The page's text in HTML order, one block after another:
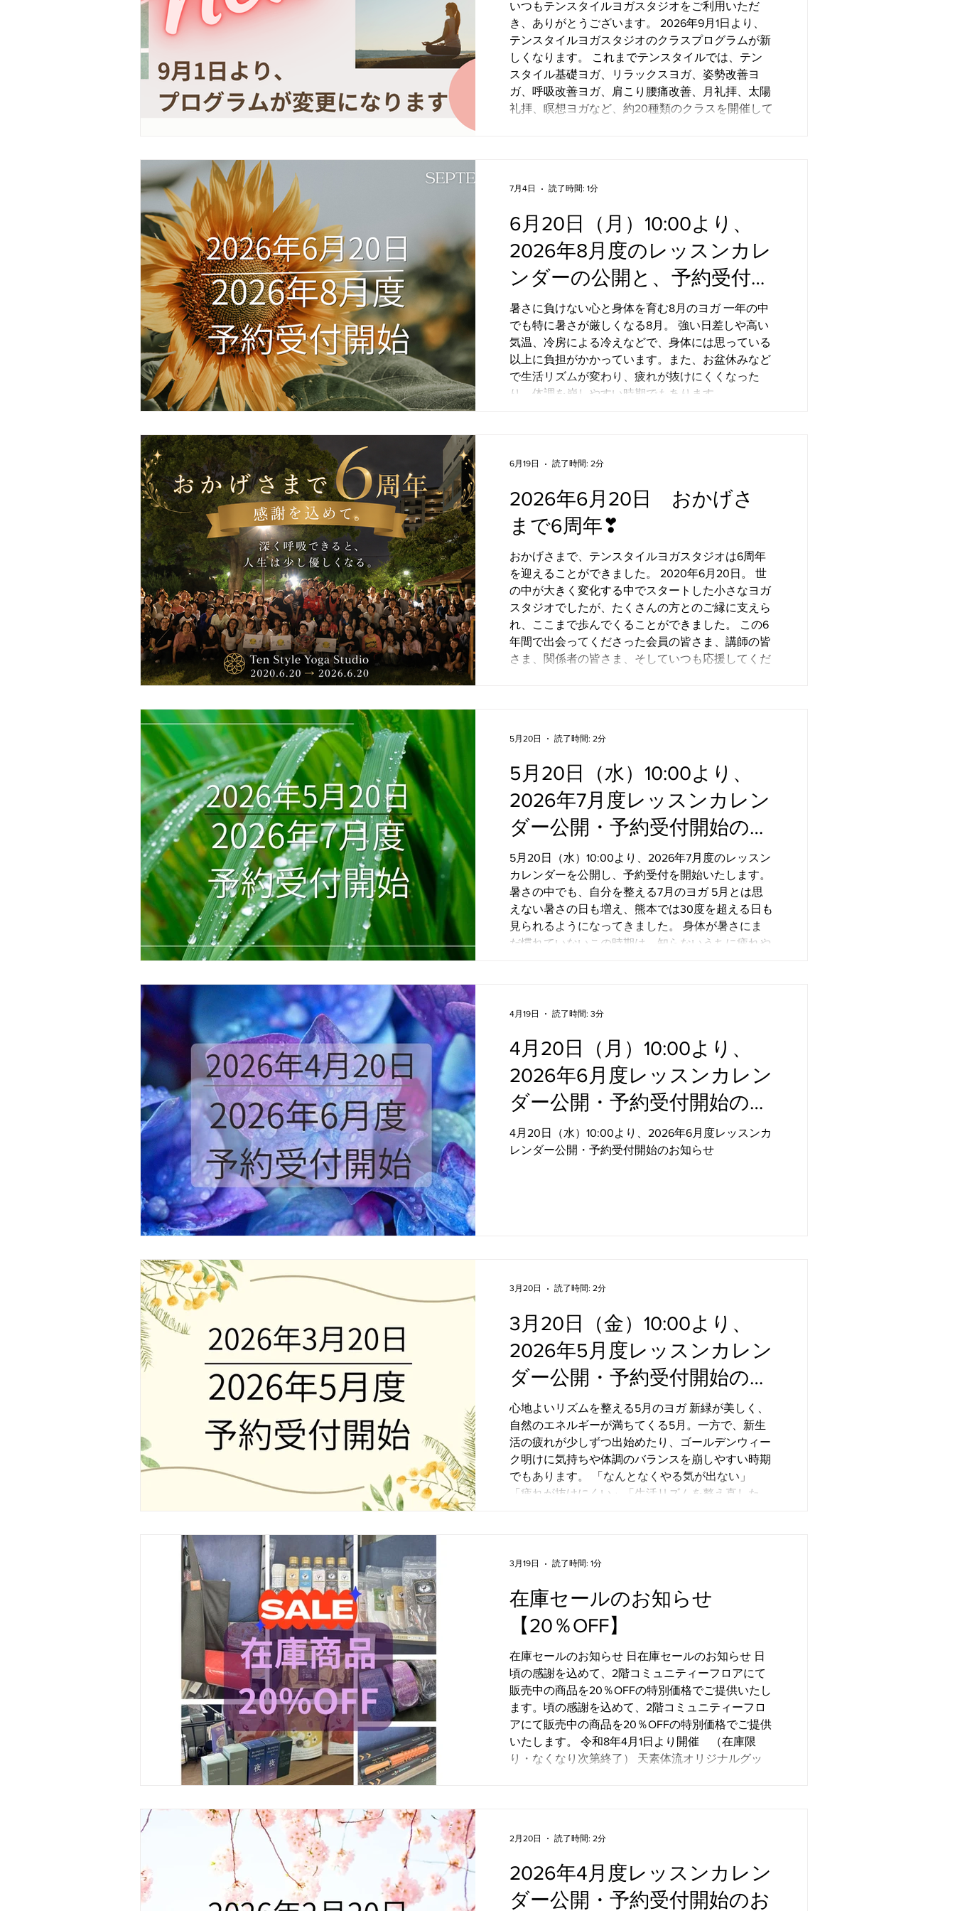
いつもテンスタイルヨガスタジオをご利用いただ
き、ありがとうございます。 2026年9月1日より、
テンスタイルヨガスタジオのクラスプログラムが新
しくなります。 これまでテンスタイルでは、テン
スタイル基礎ヨガ、リラックスヨガ、姿勢改善ヨ
ガ、呼吸改善ヨガ、肩こり腰痛改善、月礼拝、太陽
礼拝、瞑想ヨガなど、約20種類のクラスを開催して
じられる方もいらっしゃったかもしれません。 そ
た内容を整理し、天素体流の考え方に基づく、分か
りやすい5つのヨガクラスへと再編いたします。 天
素体流(テンスタイル)・5つのヨガクラス 新しいプ
ログラムは、自然界や私たちの身体を構成すると考
しています。 五大元素とは、 地・水・火・風・
空 の5つの要素です。 私たちの心と身体の状態
も、毎日同じではありません。
6月20日（月）10:00より、
2026年8月度のレッスンカレ
ンダーの公開と、予約受付開
始のお知らせ
暑さに負けない心と身体を育む8月のヨガ 一年の中
でも特に暑さが厳しくなる8月。 強い日差しや高い
気温、冷房による冷えなどで、身体には思っている
以上に負担がかかっています。また、お盆休みなど
で生活リズムが変わり、疲れが抜けにくくなった
り、体調を崩しやすい時期でもあります。
7月4日 読了時間: 1分
2026年6月20日 おかげさ
まで6周年❣
おかげさまで、テンスタイルヨガスタジオは6周年
を迎えることができました。 2020年6月20日。 世
の中が大きく変化する中でスタートした小さなヨガ
スタジオでしたが、たくさんの方とのご縁に支えら
れ、ここまで歩んでくることができました。 この6
年間で出会ってくださった会員の皆さま、講師の皆
さま、関係者の皆さま、そしていつも応援してくだ
切にしながら、一人ひとりの人生に寄り添うヨガを
お伝えしてまいりました。 私たちが目指している
のは、ヨガを通して心・知・体を調和させ、本来の
自分へ還ること。 そして、 自分を大切にできる人
が増え、人を大切にできる人が増え、世界が少し優
しくなること。 そんな願いを胸に、これからも歩
心と体の健康に寄り添える場所であり続けられるよ
う努めてまいります。 今後ともテンスタイルヨガ
スタジオをどうぞよろしくお
6月19日 読了時間: 2分
5月20日（水）10:00より、
2026年7月度レッスンカレン
ダー公開・予約受付開始のお
知らせ
5月20日（水）10:00より、2026年7月度のレッスン
カレンダーを公開し、予約受付を開始いたします。
暑さの中でも、自分を整える7月のヨガ 5月とは思
えない暑さの日も増え、熊本では30度を超える日も
見られるようになってきました。 身体が暑さにま
だ慣れていないこの時期は、知らないうちに疲れや
抱えやすい季節です。 テンスタイルヨガの7月は、
感を育てることを大切にしています。 呼吸を深め
ながら全身を心地よく動かし、滞りやすい巡りを促
しながら、余分な緊張をゆるめていきます。 ま
た、胸まわりを広げる動きや呼吸法を取り入れるこ
とで、浅くなりやすい呼吸を整え、夏の疲れを溜め
込みにくい身体づくりにもつなげていきます。 7月
は「頑張りすぎない」季節 夏は活動的になる一方
5月20日 読了時間: 2分
4月20日（月）10:00より、
2026年6月度レッスンカレン
ダー公開・予約受付開始のお
知らせ
4月20日（水）10:00より、2026年6月度レッスンカ
レンダー公開・予約受付開始のお知らせ
4月19日 読了時間: 3分
3月20日（金）10:00より、
2026年5月度レッスンカレン
ダー公開・予約受付開始のお
知らせ
心地よいリズムを整える5月のヨガ 新緑が美しく、
自然のエネルギーが満ちてくる5月。一方で、新生
活の疲れが少しずつ出始めたり、ゴールデンウィー
ク明けに気持ちや体調のバランスを崩しやすい時期
でもあります。 「なんとなくやる気が出ない」
「疲れが抜けにくい」「生活リズムを整え直した
呼吸を深めながら身体をゆるやかに動かし、全身の
ていきます。 自然の流れと調和することで、無理
のない自分らしいペースを取り戻していきましょ
う。 5月は「整え直す」季節 新しい環境に少し慣れ
積み重なりやすい時期でもあります。 だからこ
そ、 一度立ち止まること呼吸を感じること身体の
声に耳を傾けること を大切にしてみてください。
整えることで、また自然と前に進む力が戻ってきま
す。 5月もぜひ、ご自身を整える時間としてヨガを
取り入れ
3月20日 読了時間: 2分
在庫セールのお知らせ
【20％OFF】
在庫セールのお知らせ 日在庫セールのお知らせ 日
頃の感謝を込めて、2階コミュニティーフロアにて
販売中の商品を20％OFFの特別価格でご提供いたし
ます。頃の感謝を込めて、2階コミュニティーフロ
アにて販売中の商品を20％OFFの特別価格でご提供
いたします。 令和8年4月1日より開催 （在庫限
り・なくなり次第終了） 天素体流オリジナルグッ
す。 日々のセルフケアや、ご自身を整える時間の
お供にぜひご活用ください。 ✨会員様以外の方もご
購入いただけます ✨プレゼントにもおすすめです。
(ラッピングサービスします。) ※ヨガマット・タオ
3月19日 読了時間: 1分
2026年4月度レッスンカレン
ダー公開・予約受付開始のお
2月20日 読了時間: 2分